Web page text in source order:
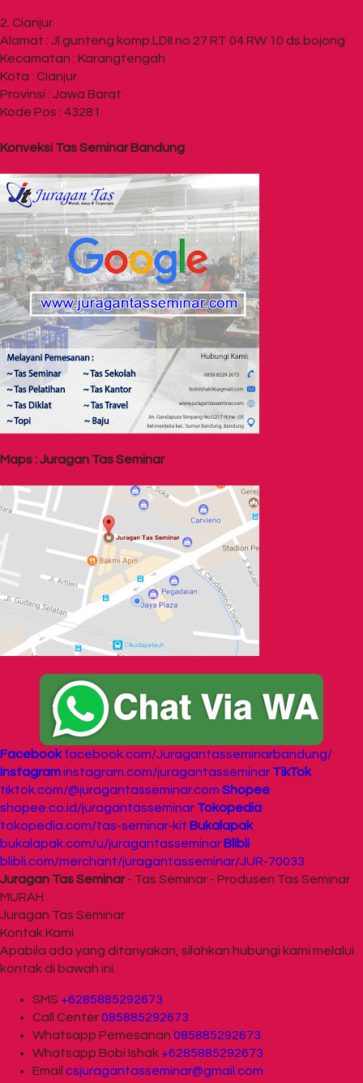
2. Cianjur
Alamat : Jl.gunteng komp.LDII no 27 RT 04 RW 10 ds.bojong
Kecamatan : Karangtengah
Kota : Cianjur
Provinsi : Jawa Barat
Kode Pos : 43281
Konveksi Tas Seminar Bandung
Maps : Juragan Tas Seminar
Facebook facebook.com/Juragantasseminarbandung/
Instagraminstagram.com/juragantasseminar TikTok
tiktok.com/@juragantasseminar.com Shopee
shopee.co.id/juragantasseminar Tokopedia
tokopedia.com/tas-seminar-kit Bukalapak
bukalapak.com/u/juragantasseminar Blibli
blibli.com/merchant/juragantasseminar/JUR-70033
Juragan Tas Seminar- Tas Seminar - Produsen Tas Seminar
MURAH
Juragan Tas Seminar
Kontak Kami
Apabila ada yang ditanyakan, silahkan hubungi kami melalui
kontak di bawah ini.
SMS +6285885292673
Call Center085885292673
Whatsapp Pemesanan 085885292673
Whatsapp Bobi Ishak +6285885292673
Email csjuragantasseminar@gmail.com